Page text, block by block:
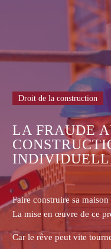
DE
rêve d’une vie …
et précaution.